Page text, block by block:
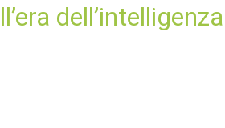
dell’intelligenza